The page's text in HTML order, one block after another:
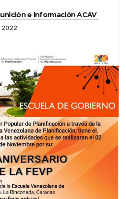
e Información ACAV
2022